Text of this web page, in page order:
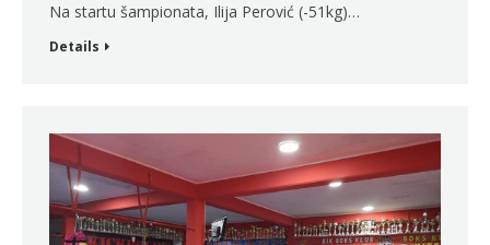
Na startu šampionata, Ilija Perović (-51kg)…
Details